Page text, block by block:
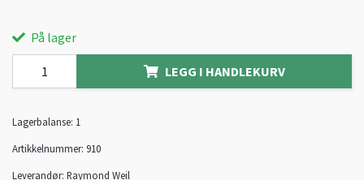
På lager
LEGG I HANDLEKURV
Lagerbalanse: 1
Artikkelnummer: 910
Leverandør: Raymond Weil